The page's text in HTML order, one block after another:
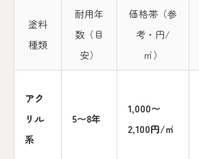
塗料
種類
耐用年
数（目
安）
価格帯（参
考・円/
㎡）
アク
リル
系
5〜8年
1,000〜
2,100円/㎡